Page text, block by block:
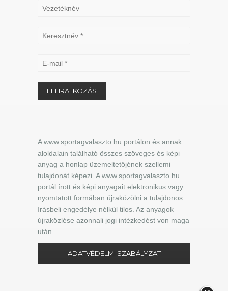
A www.sportagvalaszto.hu portálon és annak
aloldalain található összes szöveges és képi
anyag a honlap üzemeltetőjének szellemi
tulajdonát képezi. A www.sportagvalaszto.hu
portál írott és képi anyagait elektronikus vagy
nyomtatott formában újraközölni a tulajdonos
írásbeli engedélye nélkül tilos. Az anyagok
újraközlése azonnali jogi intézkedést von maga
után.
ADATVÉDELMI SZABÁLYZAT